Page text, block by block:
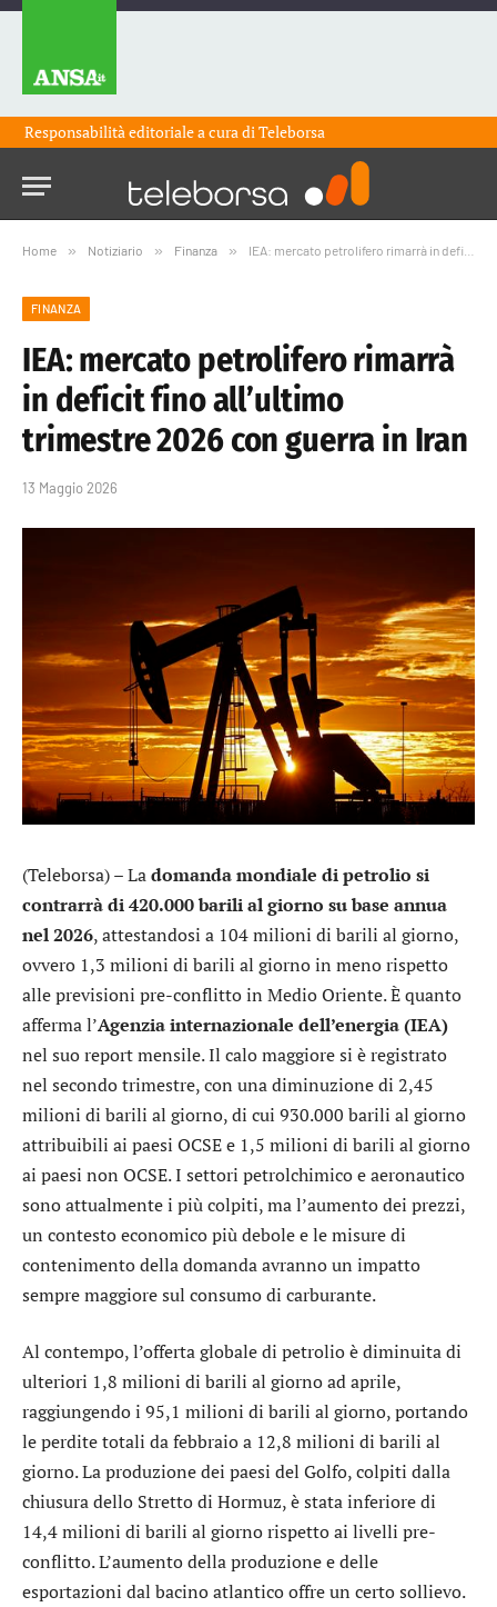
Responsabilità editoriale a cura diTeleborsa
Home » Notiziario » Finanza » IEA: mercato petrolifero rimarrà in deficit fino all’ultimo trimestre 2026 con guerra in Iran
FINANZA
IEA: mercato petrolifero rimarrà
in deficit fino all’ultimo
trimestre 2026 con guerra in Iran
13 Maggio 2026
(Teleborsa) – Ladomanda mondiale di petrolio si
contrarrà di 420.000 barili al giorno su base annua
nel 2026, attestandosi a 104 milioni di barili al giorno,
ovvero 1,3 milioni di barili al giorno in meno rispetto
alle previsioni pre-conflitto in Medio Oriente. È quanto
afferma l’Agenzia internazionale dell’energia (IEA)
nel suo report mensile. Il calo maggiore si è registrato
nel secondo trimestre, con una diminuzione di 2,45
milioni di barili al giorno, di cui 930.000 barili al giorno
attribuibili ai paesi OCSE e 1,5 milioni di barili al giorno
ai paesi non OCSE. I settori petrolchimico e aeronautico
sono attualmente i più colpiti, ma l’aumento dei prezzi,
un contesto economico più debole e le misure di
contenimento della domanda avranno un impatto
sempre maggiore sul consumo di carburante.
Al contempo, l’offerta globale di petrolio è diminuita di
ulteriori 1,8 milioni di barili al giorno ad aprile,
raggiungendo i 95,1 milioni di barili al giorno, portando
le perdite totali da febbraio a 12,8 milioni di barili al
giorno. La produzione dei paesi del Golfo, colpiti dalla
chiusura dello Stretto di Hormuz, è stata inferiore di
14,4 milioni di barili al giorno rispetto ai livelli pre-
conflitto. L’aumento della produzione e delle
esportazioni dal bacino atlantico offre un certo sollievo.